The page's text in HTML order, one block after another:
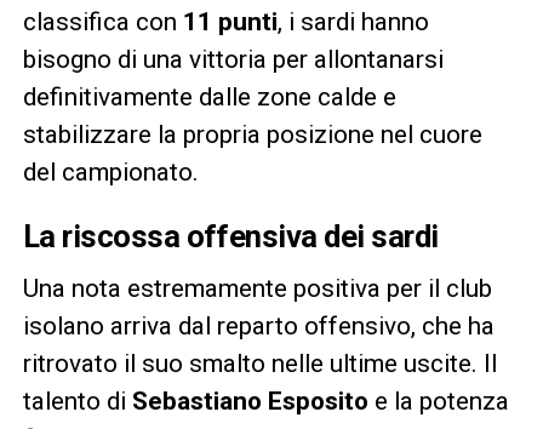
classifica con 11 punti, i sardi hanno
bisogno di una vittoria per allontanarsi
definitivamente dalle zone calde e
stabilizzare la propria posizione nel cuore
del campionato.
La riscossa offensiva dei sardi
Una nota estremamente positiva per il club
isolano arriva dal reparto offensivo, che ha
ritrovato il suo smalto nelle ultime uscite. Il
talento di Sebastiano Esposito e la potenza